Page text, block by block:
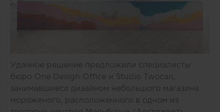
Удачное решение предложили специалисты
бюро One Design Office и Studio Twocan,
занимавшиеся дизайном небольшого магазина
мороженого, расположенного в одном из